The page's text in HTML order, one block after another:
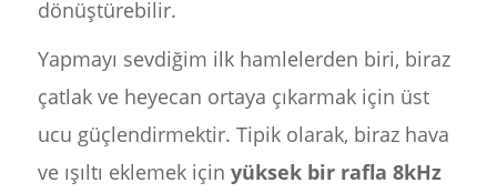
dönüştürebilir.
Yapmayı sevdiğim ilk hamlelerden biri, biraz
çatlak ve heyecan ortaya çıkarmak için üst
ucu güçlendirmektir. Tipik olarak, biraz hava
ve ışıltı eklemek için yüksek bir rafla 8kHz